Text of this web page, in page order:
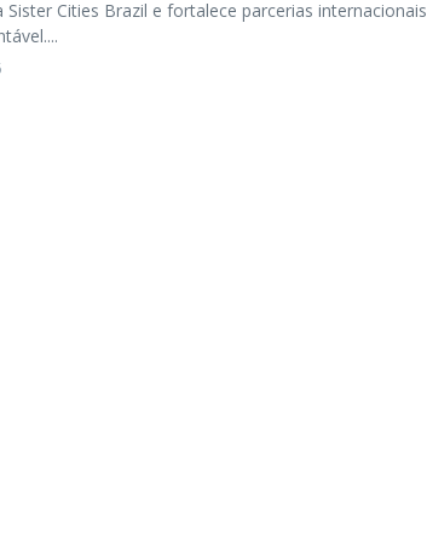
Cities Brazil e fortalece parcerias internacionais